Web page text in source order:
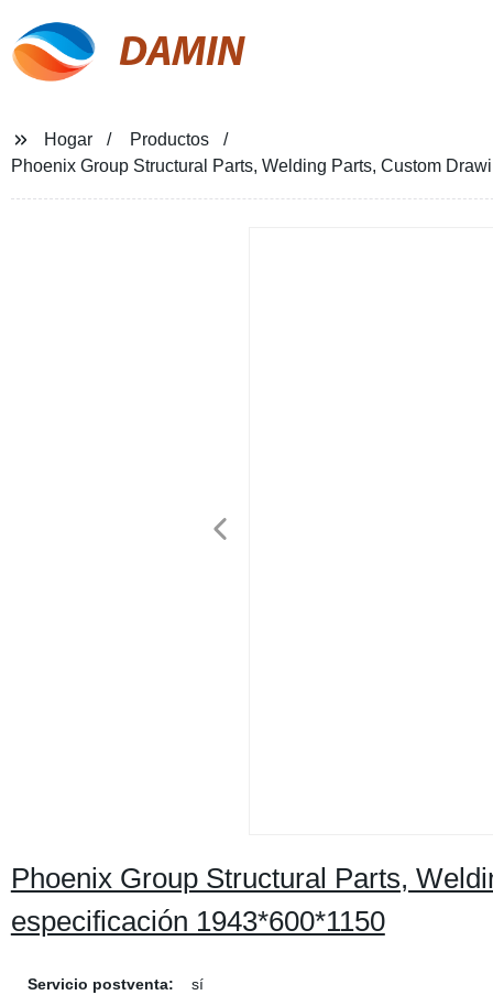
DAMIN
Hogar
Productos
Phoenix Group Structural Parts, Welding Parts, Custom
Phoenix Group Structural Parts,
especificación 1943*600*1150
Servicio postventa:
sí